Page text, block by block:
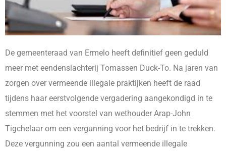
De gemeenteraad van Ermelo heeft definitief geen geduld
meer met eendenslachterij Tomassen Duck-To. Na jaren van
zorgen over vermeende illegale praktijken heeft de raad
tijdens haar eerstvolgende vergadering aangekondigd in te
stemmen met het voorstel van wethouder Arap-John
Tigchelaar om een vergunning voor het bedrijf in te trekken.
Deze vergunning zou een aantal vermeende illegale